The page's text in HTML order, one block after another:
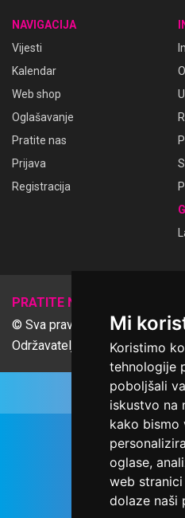
Mi
Koristimo
tehnologije
poboljšali
iskustvo na
kako bismo
oglase,
web
dolaze naši
NAVIGACIJA
Vijesti
Kalendar
Web shop
Oglašavanje
Pratite nas
Prijava
Registracija
PRATITE NAS
© Sva prava pridržana Udruga
Održavatelj Netcom d.o.o., Riva